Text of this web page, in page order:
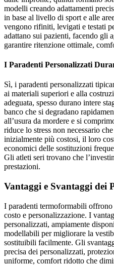
modelli creando adattamenti
in base al livello di sport e alle
vengono rifiniti, levigati e testati
adattano sui pazienti, facendo gli
garantire ritenzione ottimale,
I Paradenti Personalizzati
Sì, i paradenti personalizzati
ai materiali superiori e alla
adeguata, spesso durano intere
banco che si degradano
all’usura da mordere e si
riduce lo stress non necessario
inizialmente più costosi, il loro
economici delle sostituzioni
Gli atleti seri trovano che
prestazioni.
Vantaggi e Svantaggi dei
I paradenti termoformabili
costo e personalizzazione. I
personalizzati, ampiamente
modellabili per migliorare la
sostituibili facilmente. Gli
precisa dei personalizzati,
uniforme, comfort ridotto che